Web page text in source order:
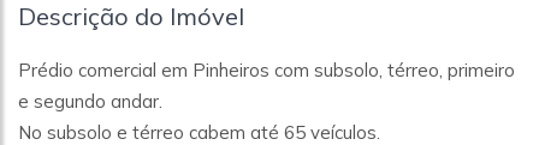
Descrição do Imóvel
Prédio comercial em Pinheiros com subsolo, térreo, primeiro
e segundo andar.
No subsolo e térreo cabem até 65 veículos.